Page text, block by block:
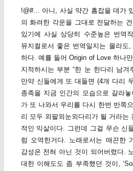
!@#… 아니, 사실 약간 흠잡을 데가
의 화려한 각운을 그대로 전달하는
있기에 사실 상당히 수준높은 번역
뮤지컬로서 좋은 번역일지는 몰라도
하다. 예를 들어 Origin of Love 하나
지적하시는 부분 “한 눈 한다리 남겨
만약 신들에게 또 대들면 (4개 다리
종족을 지금 인간의 모습으로 갈라
가 또 나와서 우리를 다시 한번 반쪽
리 모두 외팔외눈외다리가 될 거라는
적인 익살이다. 그런데 그걸 무슨 신
럼 오역한거다. 노래로서는 매끈한
감성은 전혀 아닌 것이 되어버렸다.
대한 이해도도 좀 부족했던 것이,